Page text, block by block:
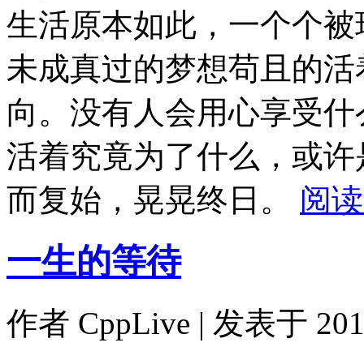
生活原本如此，一个个
未成真过的梦想苟且的
向。没有人会用心享受
活着究竟为了什么，或
而复始，晃晃终日。 阅
一生的等待
作者 CppLive | 发表于